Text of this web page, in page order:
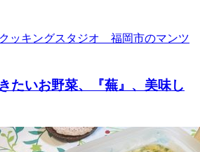
たいお野菜、『蕪』、美味し